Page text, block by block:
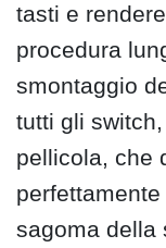
tasti e
procedura
smontaggio
tutti gli
pellicola, che
sagoma della